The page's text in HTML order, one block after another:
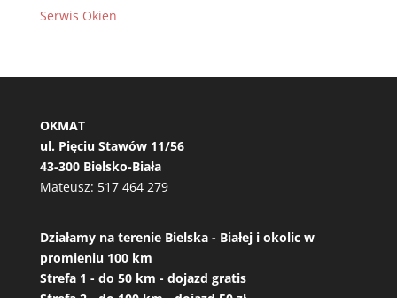
Serwis Okien
OKMAT
ul. Pięciu Stawów 11/56
43-300 Bielsko-Biała
Mateusz: 517 464 279
Działamy na terenie Bielska - Białej i okolic w
promieniu 100 km
Strefa 1 - do 50 km - dojazd gratis